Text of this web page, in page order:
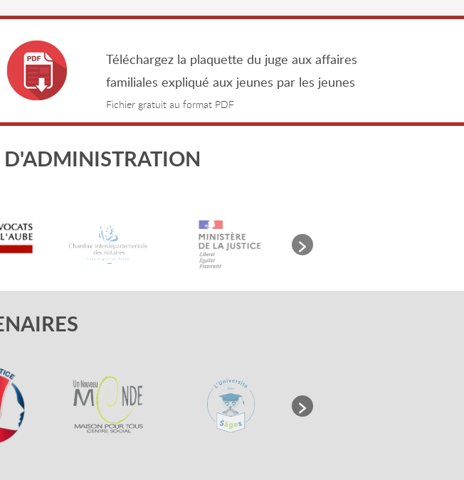
Téléchargez la plaquette du juge aux affaires
familiales expliqué aux jeunes par les jeunes
Fichier gratuit au format PDF